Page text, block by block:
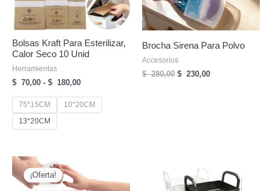
Bolsas Kraft Para Esterilizar,
Calor Seco 10 Unid
Herramientas
$ 70,00 - $ 180,00Rango
precios:
desde
75*15CM
10*20CM
13*20CM
Brocha Sirena Para Polvo
Accesorios
$280,00 El
$ 230,00El
¡Oferta!